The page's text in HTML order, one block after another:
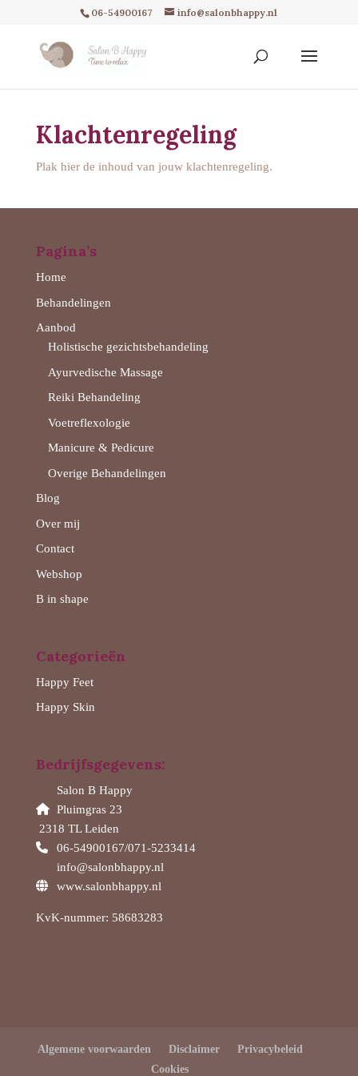
06-54900167 info@salonbhappy.nl
Klachtenregeling
Plak hier de inhoud van jouw klachtenregeling.
Pagina’s
Home
Behandelingen
Aanbod
Holistische gezichtsbehandeling
Ayurvedische Massage
Reiki Behandeling
Voetreflexologie
Manicure & Pedicure
Overige Behandelingen
Blog
Over mij
Contact
Webshop
B in shape
Categorieën
Happy Feet
Happy Skin
Bedrijfsgegevens:
Salon B Happy
Pluimgras 23
2318 TL Leiden
06-54900167/071-5233414
info@salonbhappy.nl
www.salonbhappy.nl
KvK-nummer: 58683283
Algemene voorwaarden Disclaimer
Privacybeleid
Cookies